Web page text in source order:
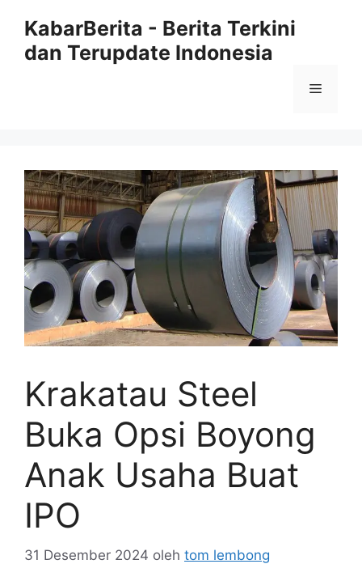
KabarBerita - Berita Terkini
dan Terupdate Indonesia
Menu
Krakatau Steel
Buka Opsi Boyong
Anak Usaha Buat
IPO
31 Desember 2024 oleh tom lembong